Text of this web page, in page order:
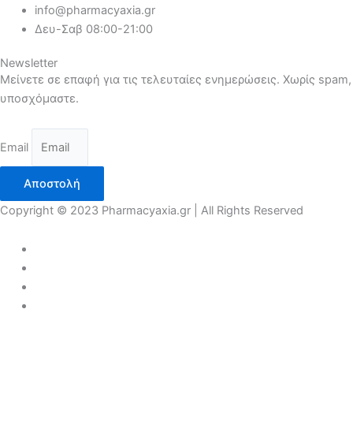
info@pharmacyaxia.gr
Δευ-Σαβ 08:00-21:00
Newsletter
Μείνετε σε επαφή για τις τελευταίες ενημερώσεις. Χωρίς spam,
υποσχόμαστε.
Email
Αποστολή
Copyright © 2023 Pharmacyaxia.gr | All Rights Reserved